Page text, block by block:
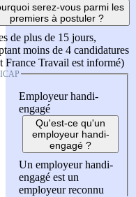
serez-vous parmi les
premiers à postuler ?
de plus de 15 jours,
moins de 4 candidatures
France Travail est informé)
Employeur handi-
engagé
Qu'est-ce qu'un
employeur handi-
engagé ?
Un employeur handi-
engagé est un
employeur reconnu